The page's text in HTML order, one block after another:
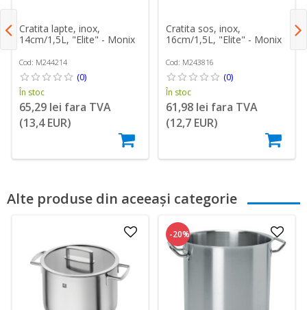
Cratita lapte, inox,
14cm/1,5L, "Elite" - Monix
Cod: M244214
(0)
În stoc
65,29 lei fara TVA
(13,4 EUR)
Cratita sos, inox,
16cm/1,5L, "Elite" - Monix
Cod: M243816
(0)
În stoc
61,98 lei fara TVA
(12,7 EUR)
Alte produse din aceeași categorie
-20%